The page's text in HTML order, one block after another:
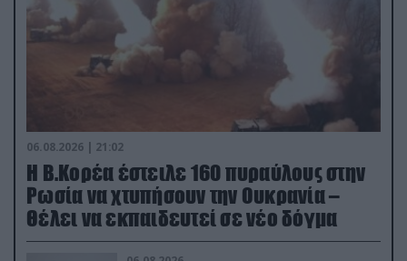
06.08.2026 | 21:02
Η Β.Κορέα έστειλε 160 πυραύλους στην
Ρωσία να χτυπήσουν την Ουκρανία –
Θέλει να εκπαιδευτεί σε νέο δόγμα